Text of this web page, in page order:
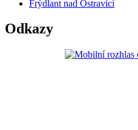
Frýdlant nad Ostravicí
Odkazy